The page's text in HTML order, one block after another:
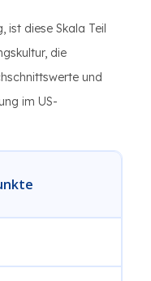
ist diese Skala Teil
die
und
im US-